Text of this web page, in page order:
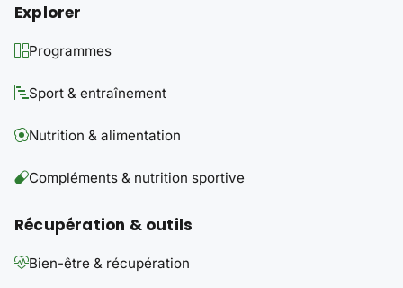
Explorer
Programmes
Sport & entraînement
Nutrition & alimentation
Compléments & nutrition sportive
Récupération & outils
Bien-être & récupération